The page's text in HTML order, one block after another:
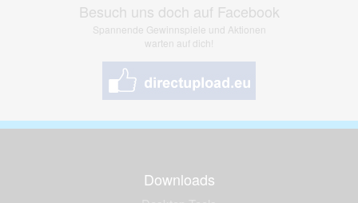
Besuch uns doch auf Facebook
Spannende Gewinnspiele und Aktionen
warten auf dich!
Downloads